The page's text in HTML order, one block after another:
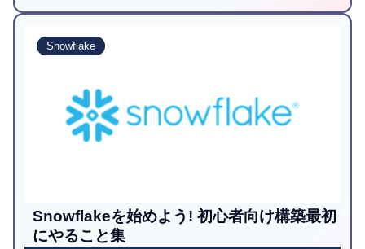
Snowflake
Snowflakeを始めよう! 初心者向け構築最初
にやること集